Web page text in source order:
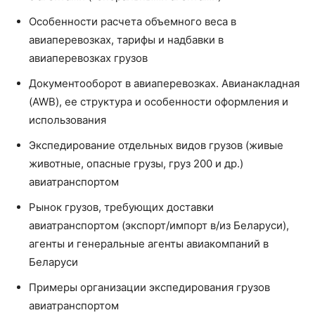
Особенности расчета объемного веса в
авиаперевозках, тарифы и надбавки в
авиаперевозках грузов
Документооборот в авиаперевозках. Авианакладная
(AWB), ее структура и особенности оформления и
использования
Экспедирование отдельных видов грузов (живые
животные, опасные грузы, груз 200 и др.)
авиатранспортом
Рынок грузов, требующих доставки
авиатранспортом (экспорт/импорт в/из Беларуси),
агенты и генеральные агенты авиакомпаний в
Беларуси
Примеры организации экспедирования грузов
авиатранспортом